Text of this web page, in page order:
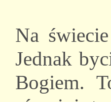
Na
Jednak
Bogiem.